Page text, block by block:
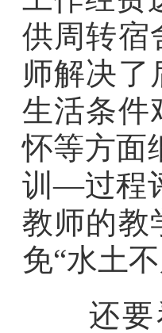
供周转宿
师解决了
生活条件
怀等方面
训—过程
教师的教
免“水土不
还要看